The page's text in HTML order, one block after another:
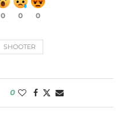
0 0 0
SHOOTER
0